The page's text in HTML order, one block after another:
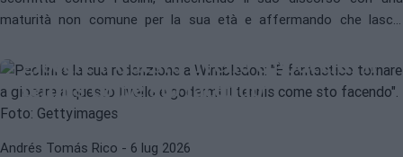
maturità non comune per la sua età e affermando che lascia
Paolini e la sua redenzione a
giocare a questo livello e godermi il
tennis come sto facendo"
Andrés Tomás Rico - 6 lug 2026